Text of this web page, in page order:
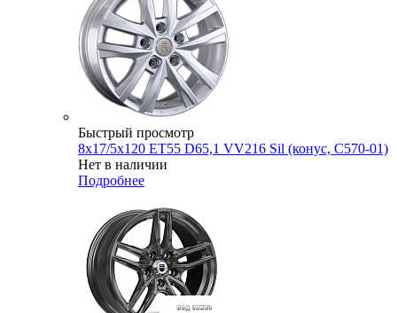
Быстрый просмотр
8x17/5x120 ET55 D65,1 VV216 Sil (конус, C570-01)
Нет в наличии
Подробнее